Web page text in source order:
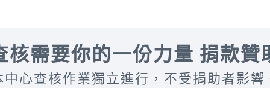
核需要你的一份力量 捐款贊
中心查核作業獨立進行，不受捐助者影響